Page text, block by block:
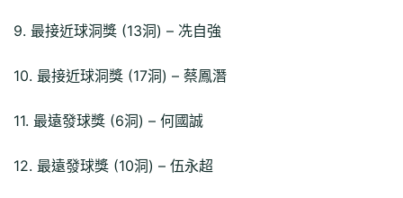
9. 最接近球洞獎 (13洞) – 冼自強
10. 最接近球洞獎 (17洞) – 蔡鳳潛
11. 最遠發球獎 (6洞) – 何國誠
12. 最遠發球獎 (10洞) – 伍永超